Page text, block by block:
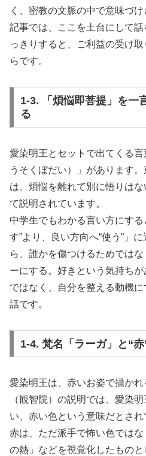
く、密教の文脈の中で意味づ
記事では、ここを土台にして
っきりすると、ご利益の受け
らです。
1-3. 「煩悩即菩提」を一
る
愛染明王とセットで出てくる
うそくぼだい）」があります
は、煩悩を離れて別に悟りは
て説明されています。
中学生でもわかる言い方にす
す”より、良い方向へ“使う”」
ら、誰かを傷つけるためでは
ーにする。好きという気持ち
ではなく、自分を整える動機
話です。
1-4. 梵名「ラーガ」と“
愛染明王は、赤いお姿で描か
（観智院）の説明では、愛染
い、赤い色という意味だとされ
赤は、ただ派手で怖い色では
の熱」などを視覚化したもの